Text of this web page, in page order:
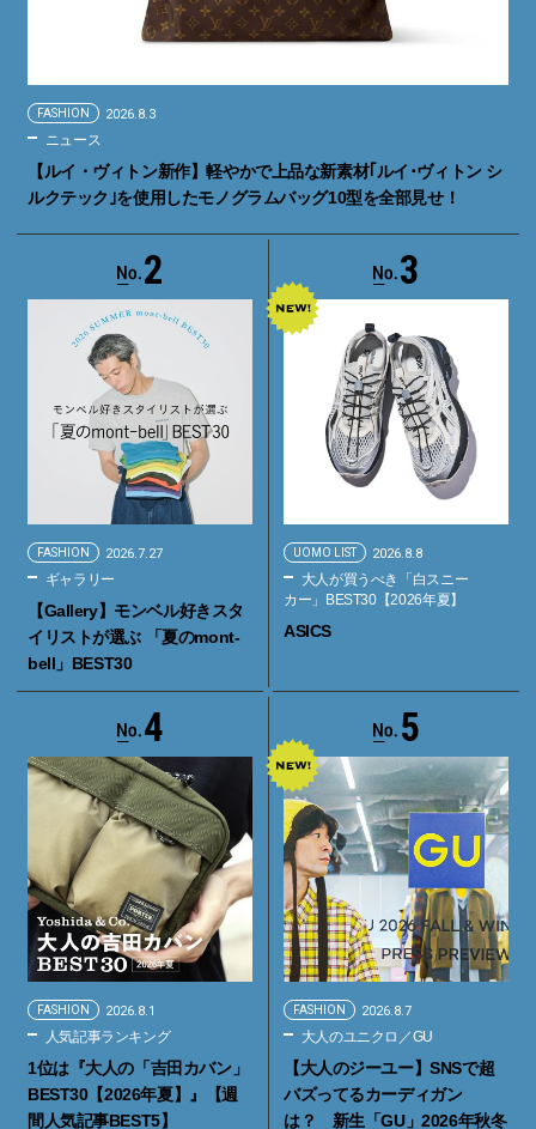
FASHION 2026.8.3
ニュース
【ルイ・ヴィトン新作】軽やかで上品な新素材｢ルイ･ヴィトン シ
ルクテック｣を使用したモノグラムバッグ10型を全部見せ！
2
FASHION 2026.7.27
ギャラリー
【Gallery】モンベル好きスタ
イリストが選ぶ 「夏のmont-
bell」BEST30
3
UOMO LIST 2026.8.8
大人が買うべき「白スニー
カー」BEST30【2026年夏】
ASICS
4
FASHION 2026.8.1
人気記事ランキング
1位は『大人の「吉田カバン」
BEST30【2026年夏】』【週
間人気記事BEST5】
5
FASHION 2026.8.7
大人のユニクロ／GU
【大人のジーユー】SNSで超
バズってるカーディガン
は？ 新生「GU」2026年秋冬